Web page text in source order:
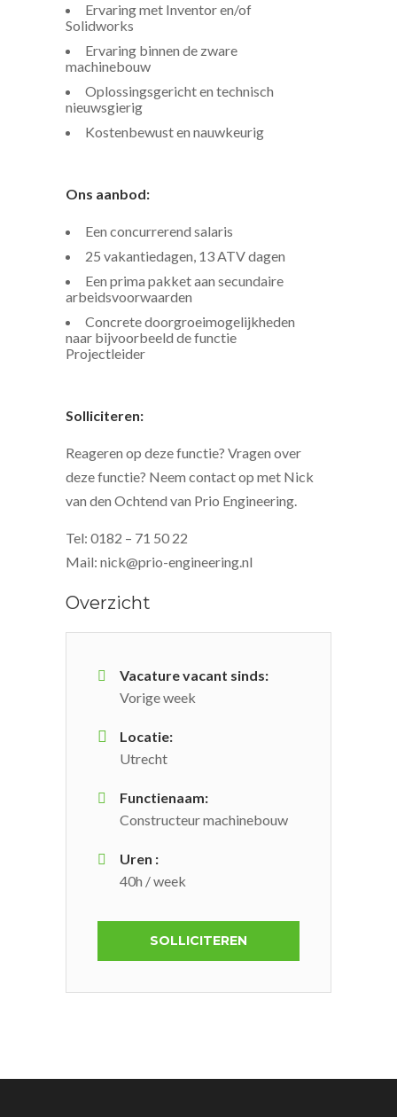
Ervaring met Inventor en/of
Solidworks
Ervaring binnen de zware
machinebouw
Oplossingsgericht en technisch
nieuwsgierig
Kostenbewust en nauwkeurig
Ons aanbod:
Een concurrerend salaris
25 vakantiedagen, 13 ATV dagen
Een prima pakket aan secundaire
arbeidsvoorwaarden
Concrete doorgroeimogelijkheden
naar bijvoorbeeld de functie
Projectleider
Solliciteren:
Reageren op deze functie? Vragen over
deze functie? Neem contact op met Nick
van den Ochtend van Prio Engineering.
Tel: 0182 – 71 50 22
Mail: nick@prio-engineering.nl
Overzicht
Vacature vacant sinds:
Vorige week
Locatie:
Utrecht
Functienaam:
Constructeur machinebouw
Uren :
40h / week
SOLLICITEREN